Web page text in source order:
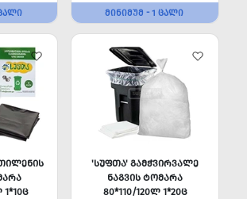
ᲛᲘᲜᲘᲛᲣᲛ - 1 ᲪᲐᲚᲘ
1*10Ც
'ᲡᲣᲤᲗᲐ' ᲒᲐᲛᲭᲕᲘᲠᲕᲐᲚᲔ
ᲜᲐᲒᲕᲘᲡ ᲢᲝᲛᲐᲠᲐ
80*110/120Ლ 1*20Ც